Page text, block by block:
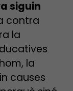
siguin
contra
la
la
causes